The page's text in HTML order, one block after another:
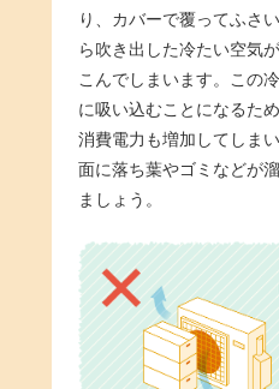
り、カバーで覆ってふさ
ら吹き出した冷たい空気
こんでしまいます。この
に吸い込むことになるた
消費電力も増加してしま
面に落ち葉やゴミなどが
ましょう。